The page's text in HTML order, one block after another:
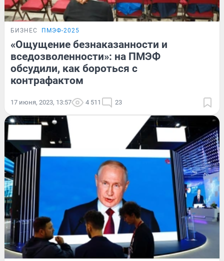
БИЗНЕС ПМЭФ-2025
«Ощущение безнаказанности и
вседозволенности»: на ПМЭФ
обсудили, как бороться с
контрафактом
17 июня, 2023, 13:57 4 511 23